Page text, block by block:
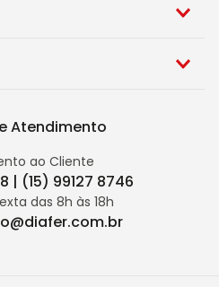
Atendimento
ao Cliente
| (15) 99127 8746
das 8h às 18h